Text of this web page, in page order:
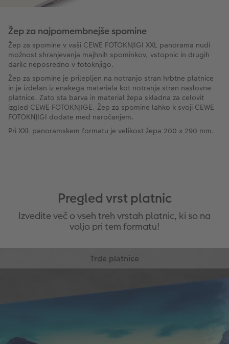
Žep za najpomembnejše spomine
Žep za spomine v vaši CEWE FOTOKNJIGI XXL panorama nudi
možnost shranjevanja majhnih spominkov, vstopnic in drugih
darilc neposredno v fotoknjigo.
Žep za spomine je prilepljen na notranjo stran hrbtne platnice
in je izdelan iz enakega materiala kot notranja stran naslovne
platnice. Zato sta barva in material žepa skladna za celovit
izgled CEWE FOTOKNJIGE. Žep za spomine lahko k svoji CEWE
FOTOKNJIGI dodate med naročanjem.
Pri XXL panoramskem formatu je velikost žepa 200 x 290 mm.
Pregled vrst platnic
Izvedite več o vseh treh vrstah platnic, ki so na
voljo pri tem formatu!